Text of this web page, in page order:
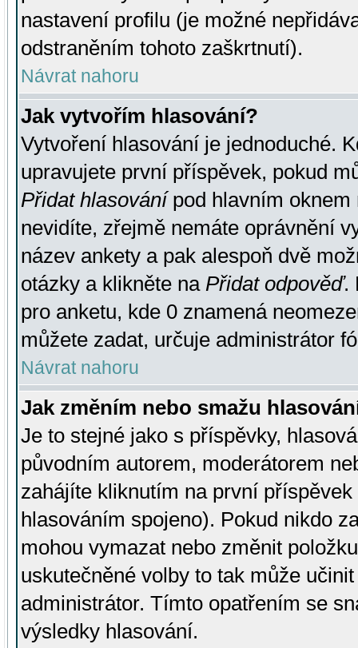
nastavení profilu (je možné
odstraněním tohoto zaškrtnutí).
Návrat nahoru
Jak vytvořím hlasování?
Vytvoření hlasování je jednoduché.
upravujete první příspěvek, pokud
Přidat hlasovánípod hlavním oknem
nevidíte, zřejmě nemáte oprávnění
název ankety a pak alespoň dvě
otázky a klikněte na Přidat odpověď.
pro anketu, kde 0 znamená
můžete zadat, určuje administrátor
Návrat nahoru
Jak změním nebo smažu
Je to stejné jako s příspěvky,
původním autorem, moderátorem
zahájíte kliknutím na první
hlasováním spojeno). Pokud nikdo
mohou vymazat nebo změnit
uskutečněné volby to tak může
administrátor. Tímto opatřením se
výsledky hlasování.